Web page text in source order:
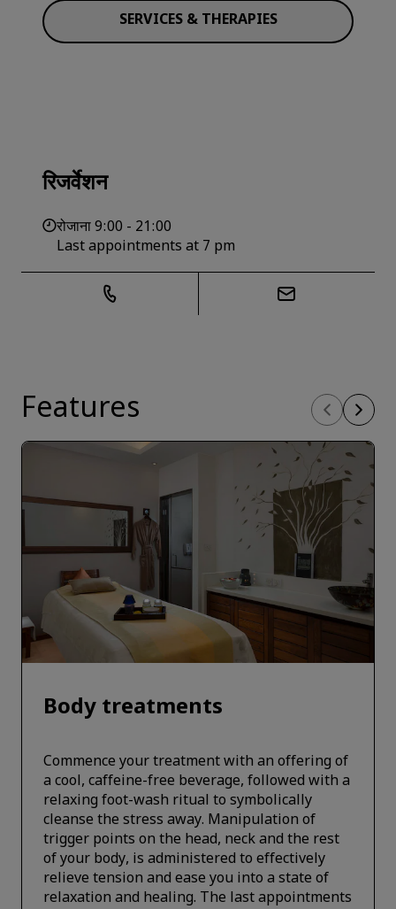
SERVICES & THERAPIES
रिजर्वेशन
रोजाना 9:00 - 21:00
Last appointments at 7 pm
Features
Body treatments
Commence your treatment with an offering of
a cool, caffeine-free beverage, followed with a
relaxing foot-wash ritual to symbolically
cleanse the stress away. Manipulation of
trigger points on the head, neck and the rest
of your body, is administered to effectively
relieve tension and ease you into a state of
relaxation and healing. The last appointments